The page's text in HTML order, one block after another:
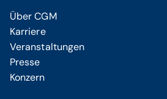
Über CGM
Karriere
Veranstaltungen
Presse
Konzern